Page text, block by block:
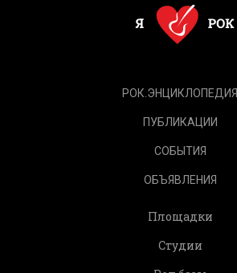
РОК.ЭНЦИКЛОПЕДИЯ
ПУБЛИКАЦИИ
СОБЫТИЯ
ОБЪЯВЛЕНИЯ
Площадки
Студии